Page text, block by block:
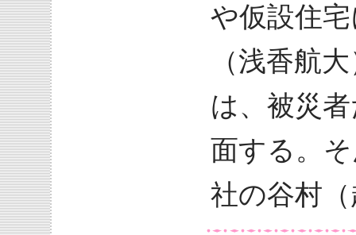
や仮設住
（浅香航
は、被災
面する。
社の谷村